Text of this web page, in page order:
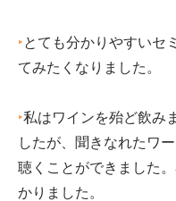
‣とても分かりやすいセ
てみたくなりました。
‣私はワインを殆ど飲み
したが、聞きなれたワ
聴くことができました
かりました。